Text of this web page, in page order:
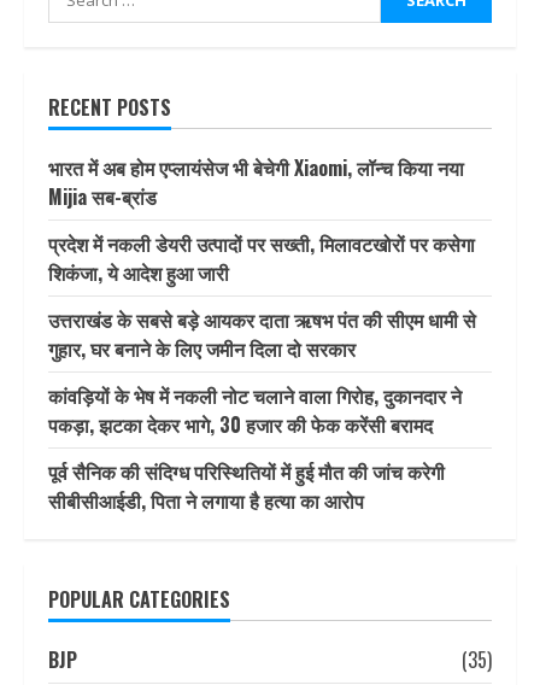
for:
RECENT POSTS
भारत में अब होम एप्लायंसेज भी बेचेगी Xiaomi, लॉन्च किया नया
Mijia सब-ब्रांड
प्रदेश में नकली डेयरी उत्पादों पर सख्ती, मिलावटखोरों पर कसेगा
शिकंजा, ये आदेश हुआ जारी
उत्तराखंड के सबसे बड़े आयकर दाता ऋषभ पंत की सीएम धामी से
गुहार, घर बनाने के लिए जमीन दिला दो सरकार
कांवड़ियों के भेष में नकली नोट चलाने वाला गिरोह, दुकानदार ने
पकड़ा, झटका देकर भागे, 30 हजार की फेक करेंसी बरामद
पूर्व सैनिक की संदिग्ध परिस्थितियों में हुई मौत की जांच करेगी
सीबीसीआईडी, पिता ने लगाया है हत्या का आरोप
POPULAR CATEGORIES
BJP
(35)